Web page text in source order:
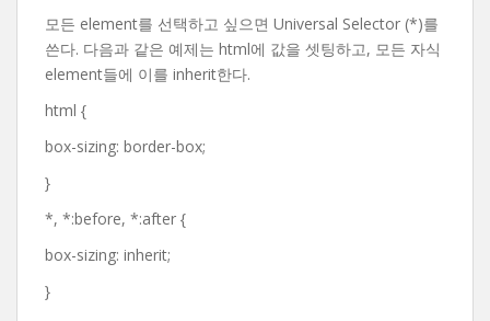
모든 element를 선택하고 싶으면 Universal Selector (*)를
쓴다. 다음과 같은 예제는 html에 값을 셋팅하고, 모든 자식
element들에 이를 inherit한다.
html {
box-sizing: border-box;
}
*, *:before, *:after {
box-sizing: inherit;
}